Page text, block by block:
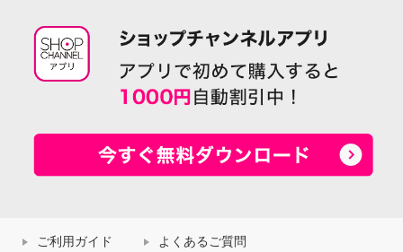
ご利用ガイド よくあるご質問